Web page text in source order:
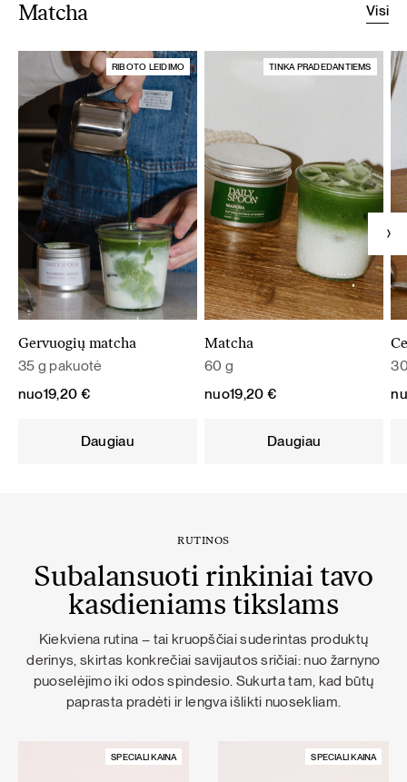
Matcha Visi
RIBOTO LEIDIMO
Gervuogių matcha
35 g pakuotė
nuo19,20 €
Daugiau
TINKA PRADEDANTIEMS
Matcha
60 g
nuo19,20 €
Daugiau
RUTINOS
Subalansuoti rinkiniai tavo
kasdieniams tikslams
Kiekviena rutina – tai kruopščiai suderintas produktų
derinys, skirtas konkrečiai savijautos sričiai: nuo žarnyno
puoselėjimo iki odos spindesio. Sukurta tam, kad būtų
paprasta pradėti ir lengva išlikti nuosekliam.
SPECIALI KAINA SPECIALI KAINA